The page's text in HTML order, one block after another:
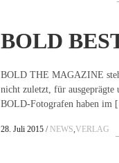
BOLD
BOLD THE MAGAZINE
nicht zuletzt, für ausgeprägte
BOLD-Fotografen haben im
28. Juli 2015 NEWS,VERLAG